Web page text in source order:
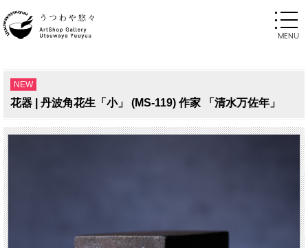
NEW
花器 | 丹波角花生「小」 (MS-119) 作家 「清水万佐年」